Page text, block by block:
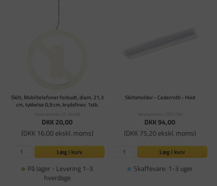
Skilt, Mobiltelefoner forbudt, diam. 21,3
cm, tykkelse 0,9 cm, krydsfiner, 1stk.
Varenummer: CC-54456
DKK 20,00
(DKK 16,00 ekskl. moms)
Læg i kurv
På lager - Levering 1-3
hverdage
Skilteholder - Cederroth - Hvid
Varenummer: CED1750
DKK 94,00
(DKK 75,20 ekskl. moms)
Læg i kurv
Skaffevare: 1-3 uger